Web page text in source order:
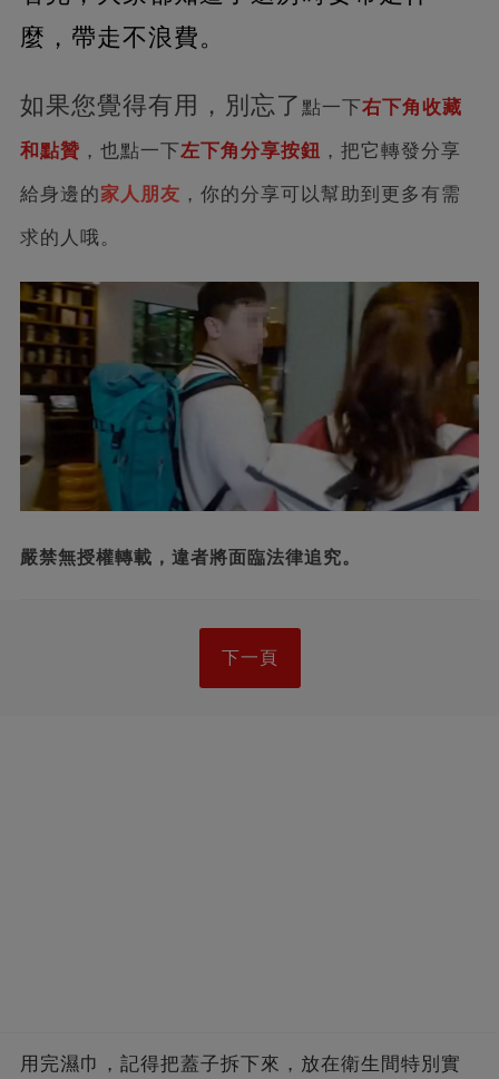
麼，帶走不浪費。
如果您覺得有用，別忘了 點一下右下角收藏‬
和點贊 ，也點一下左下角分享按鈕 ，把它轉發分享
給身邊的家人朋友 ，你的分享可以幫助到更多有需
求的人哦。
嚴禁無授權轉載，違者將面臨法律追究。
下一頁
用完濕巾，記得把蓋子拆下來，放在衛生間特別實